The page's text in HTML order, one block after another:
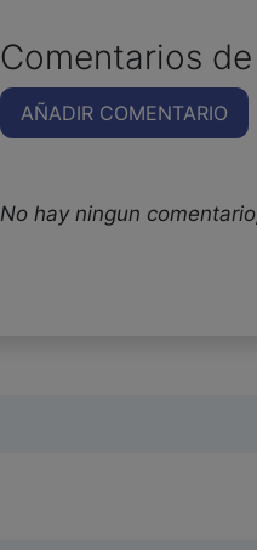
Comentarios
AÑADIR COMENTARIO
No hay ningun